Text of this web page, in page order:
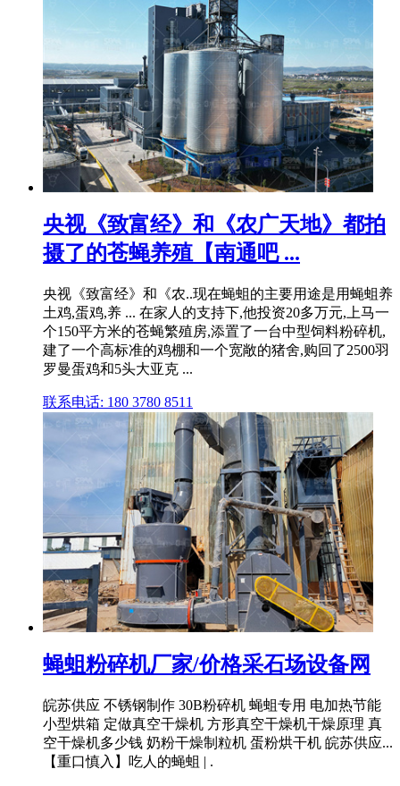
央视《致富经》和《农广天地》都拍
摄了的苍蝇养殖【南通吧 ...
央视《致富经》和《农..现在蝇蛆的主要用途是用蝇蛆养
土鸡,蛋鸡,养 ... 在家人的支持下,他投资20多万元,上马一
个150平方米的苍蝇繁殖房,添置了一台中型饲料粉碎机,
建了一个高标准的鸡棚和一个宽敞的猪舍,购回了2500羽
罗曼蛋鸡和5头大亚克 ...
联系电话: 180 3780 8511
蝇蛆粉碎机厂家/价格采石场设备网
皖苏供应 不锈钢制作 30B粉碎机 蝇蛆专用 电加热节能
小型烘箱 定做真空干燥机 方形真空干燥机干燥原理 真
空干燥机多少钱 奶粉干燥制粒机 蛋粉烘干机 皖苏供应...
【重口慎入】吃人的蝇蛆 | .